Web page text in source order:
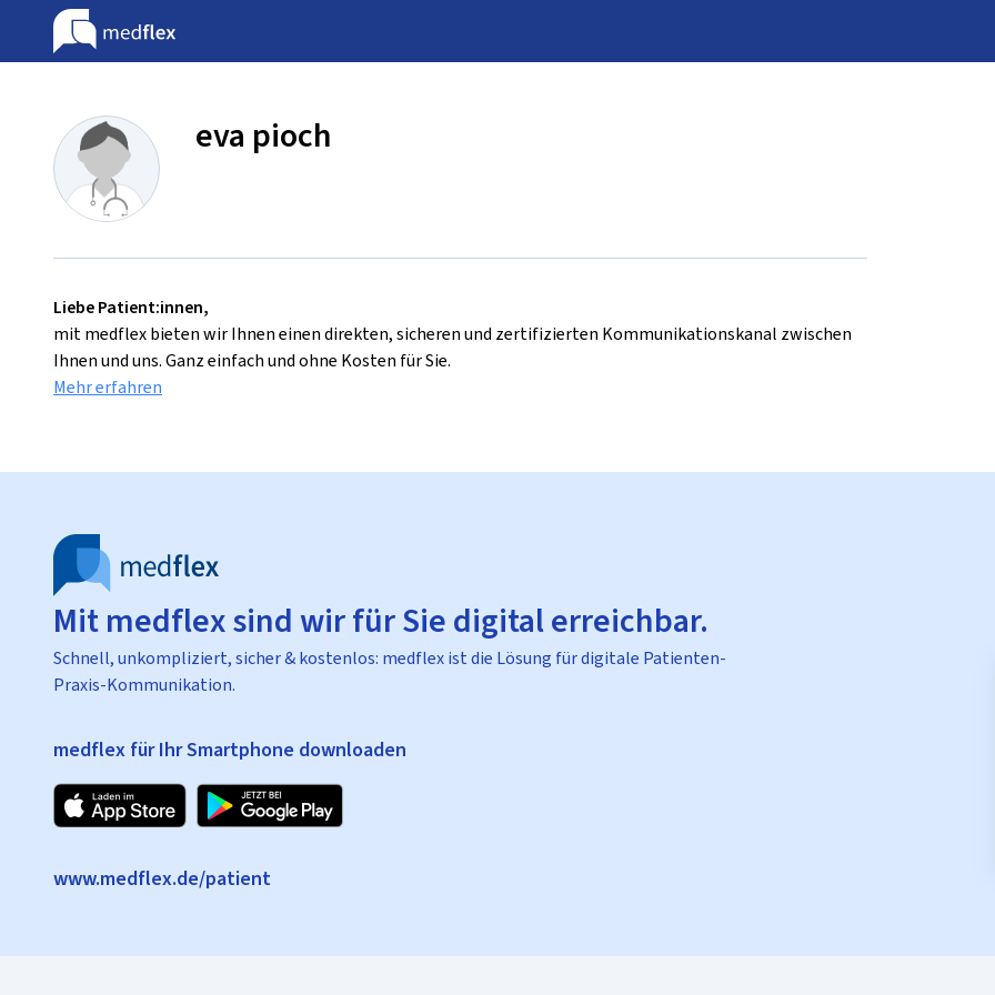
eva pioch
Liebe Patient:innen,
mit medflex bieten wir Ihnen einen direkten, sicheren und zertifizierten Kommunikationskanal zwischen
Ihnen und uns. Ganz einfach und ohne Kosten für Sie.
Mehr erfahren
Mit medflex sind wir für Sie digital erreichbar.
Schnell, unkompliziert, sicher & kostenlos: medflex ist die Lösung für digitale Patienten-
Praxis-Kommunikation.
medflex für Ihr Smartphone downloaden
www.medflex.de/patient